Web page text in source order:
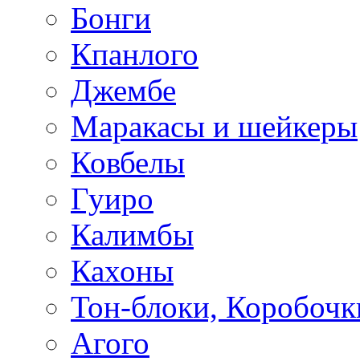
Бонги
Кпанлого
Джембе
Маракасы и шейкеры
Ковбелы
Гуиро
Калимбы
Кахоны
Тон-блоки,
Агого